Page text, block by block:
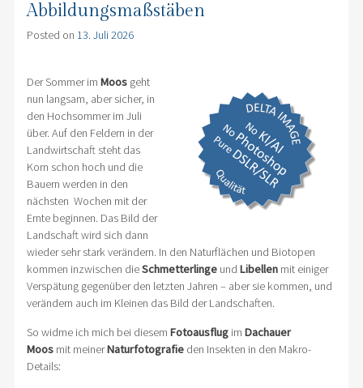
Abbildungsmaßstäben
Posted on 13. Juli 2026
Der Sommer im Moosgeht
nun langsam, aber sicher, in
den Hochsommer im Juli
über. Auf den Feldern in der
Landwirtschaft steht das
Korn schon hoch und die
Bauern werden in den
nächsten Wochen mit der
Ernte beginnen. Das Bild der
Landschaft wird sich dann
wieder sehr stark verändern. In den Naturflächen und Biotopen
kommen inzwischen dieSchmetterlingeund Libellenmit einiger
Verspätung gegenüber den letzten Jahren – aber sie kommen, und
verändern auch im Kleinen das Bild der Landschaften.
So widme ich mich bei diesem Fotoausflug im Dachauer
Moosmit meinerNaturfotografieden Insekten in den Makro-
Details: